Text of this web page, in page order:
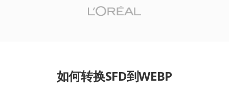
如何转换SFD到WEBP